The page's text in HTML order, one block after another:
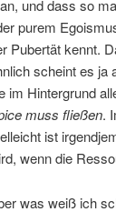
und dass so
purem
Pubertät kennt.
scheint es ja
im Hintergrund
muss fließen.
ist
wenn die
was weiß ich